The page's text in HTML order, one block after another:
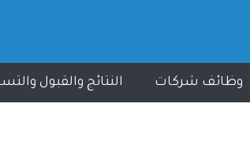
وظائف شركات النتائج والقبول